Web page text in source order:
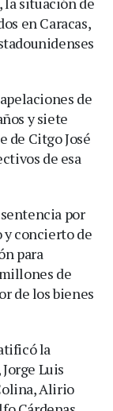
en Caracas,
de
y siete
de Citgo José
de esa
por
y concierto de
para
de
de los bienes
la
Luis
Alirio